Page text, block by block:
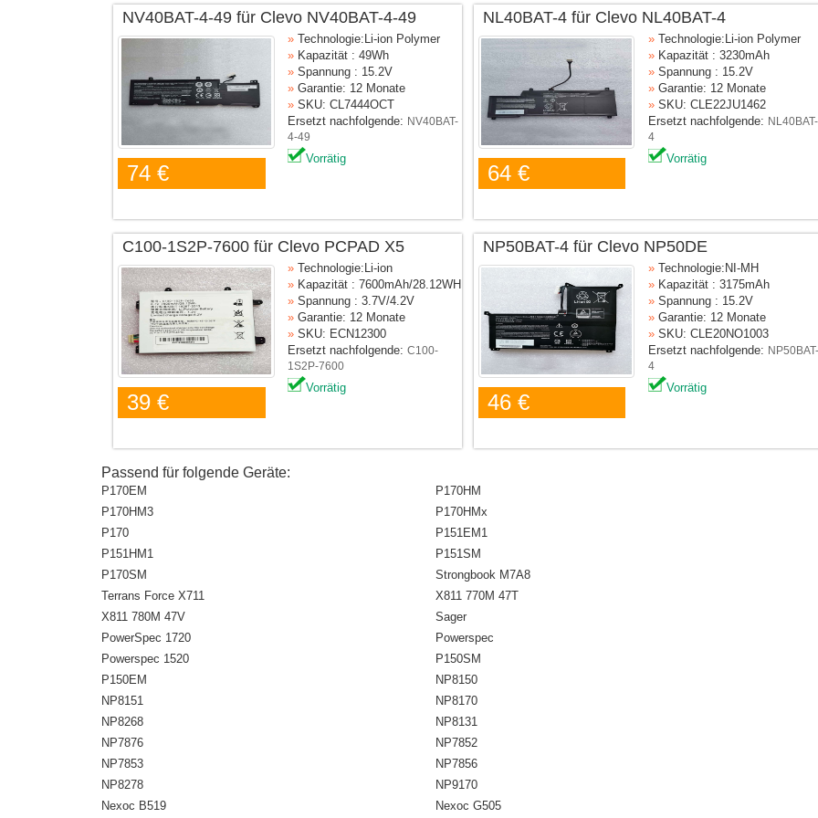
NV40BAT-4-49 für Clevo NV40BAT-4-49
74 €
»Technologie:Li-ion Polymer
»Kapazität : 49Wh
»Spannung : 15.2V
»Garantie: 12 Monate
»SKU: CL7444OCT
Ersetzt nachfolgende: NV40BAT-
4-49
Vorrätig
NL40BAT-4 für Clevo NL40BAT-4
64 €
»Technologie:Li-ion Polymer
»Kapazität : 3230mAh
»Spannung : 15.2V
»Garantie: 12 Monate
»SKU: CLE22JU1462
Ersetzt nachfolgende: NL40BAT-
4
Vorrätig
C100-1S2P-7600 für Clevo PCPAD X5
39 €
»Technologie:Li-ion
»Kapazität : 7600mAh/28.12WH
»Spannung : 3.7V/4.2V
»Garantie: 12 Monate
»SKU: ECN12300
Ersetzt nachfolgende: C100-
1S2P-7600
Vorrätig
NP50BAT-4 für Clevo NP50DE
46 €
»Technologie:NI-MH
»Kapazität : 3175mAh
»Spannung : 15.2V
»Garantie: 12 Monate
»SKU: CLE20NO1003
Ersetzt nachfolgende: NP50BAT-
4
Vorrätig
Passend für folgende Geräte:
P170EM
P170HM
P170HM3
P170HMx
P170
P151EM1
P151HM1
P151SM
P170SM
Strongbook M7A8
Terrans Force X711
X811 770M 47T
X811 780M 47V
Sager
PowerSpec 1720
Powerspec
Powerspec 1520
P150SM
P150EM
NP8150
NP8151
NP8170
NP8268
NP8131
NP7876
NP7852
NP7853
NP7856
NP8278
NP9170
Nexoc B519
Nexoc G505